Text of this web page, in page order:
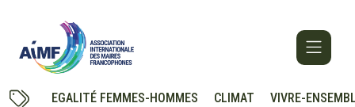
EGALITÉ FEMMES-HOMMES CLIMAT VIVRE-